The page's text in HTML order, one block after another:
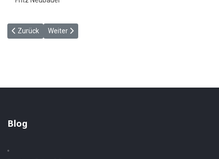
Vorheriger Beitrag: Bürger- und Verkehrsverein zur
Zurück Nächster Beitrag: Lokführer Johann Liebner - HP
Weiter
Blog